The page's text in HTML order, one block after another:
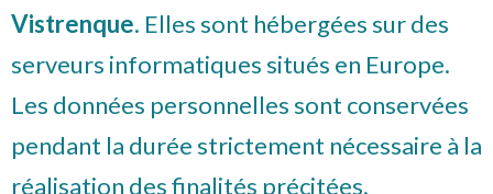
Vistrenque. Elles sont hébergées sur des
serveurs informatiques situés en Europe.
Les données personnelles sont conservées
pendant la durée strictement nécessaire à la
réalisation des finalités précitées.